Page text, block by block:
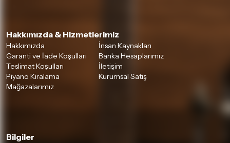
Hakkımızda & Hizmetlerimiz
Hakkımızda
İnsan Kaynakları
Garanti ve İade Koşulları
Banka Hesaplarımız
Teslimat Koşulları
İletişim
Piyano Kiralama
Kurumsal Satış
Mağazalarımız
Bilgiler